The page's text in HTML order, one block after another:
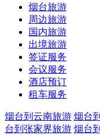
烟台旅游
周边旅游
国内旅游
出境旅游
签证服务
会议服务
酒店预订
租车服务
烟台到云南旅游 烟台
台到张家界旅游 烟台